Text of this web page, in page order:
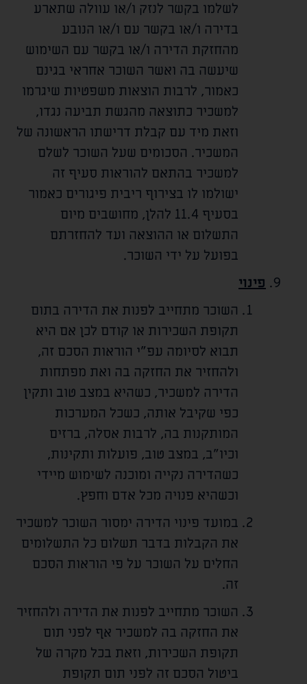
לשלמו בקשר לנזק ו/או עוולה שתארע
בדירה ו/או בקשר עם ו/או הנובע
מהחזקת הדירה ו/או בקשר עם השימוש
שיעשה בה ואשר השוכר אחראי בגינם
כאמור, לרבות הוצאות משפטיות שיגרמו
למשכיר כתוצאה מהגשת תביעה נגדו,
וזאת מיד עם קבלת דרישתו הראשונה של
המשכיר. הסכומים שעל השוכר לשלם
למשכיר בהתאם להוראות סעיף זה
ישולמו לו בצירוף ריבית פיגורים כאמור
בסעיף 11.4 להלן, מחושבים מיום
התשלום או ההוצאה ועד להחזרתם
בפועל על ידי השוכר.
פינוי
השוכר מתחייב לפנות את הדירה בתום
תקופת השכירות או קודם לכן אם היא
תבוא לסיומה עפ"י הוראות הסכם זה,
ולהחזיר את החזקה בה ואת מפתחות
הדירה למשכיר, כשהיא במצב טוב ותקין
כפי שקיבל אותה, כשכל המערכות
המותקנות בה, לרבות אסלה, ברזים
וכיו"ב, במצב טוב, פועלות ותקינות,
כשהדירה נקייה ומוכנה לשימוש מיידי
וכשהיא פנויה מכל אדם וחפץ.
במועד פינוי הדירה ימסור השוכר למשכיר
את הקבלות בדבר תשלום כל התשלומים
החלים על השוכר על פי הוראות הסכם
זה.
השוכר מתחייב לפנות את הדירה ולהחזיר
את החזקה בה למשכיר אף לפני תום
תקופת השכירות, וזאת בכל מקרה של
ביטול הסכם זה לפני תום תקופת